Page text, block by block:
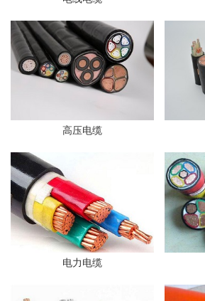
高压电缆
电力电缆